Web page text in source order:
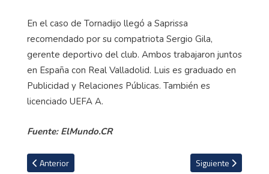
En el caso de Tornadijo llegó a Saprissa
recomendado por su compatriota Sergio Gila,
gerente deportivo del club. Ambos trabajaron juntos
en España con Real Valladolid. Luis es graduado en
Publicidad y Relaciones Públicas. También es
licenciado UEFA A.
Fuente: ElMundo.CR
Artículo anterior: Yosimar Arias: "Le he pedido a Dios dejar de
Anterior Artículo siguiente:
Siguiente